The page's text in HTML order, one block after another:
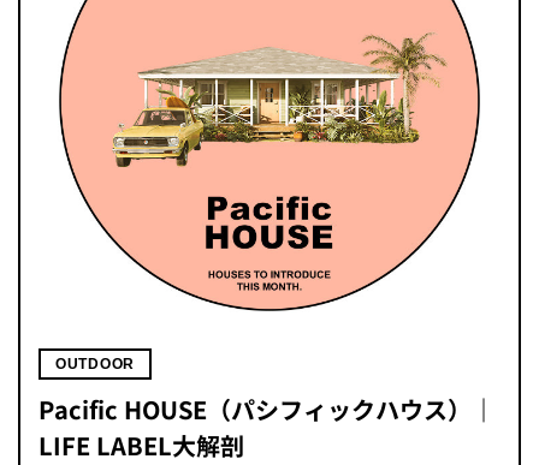
OUTDOOR
Pacific HOUSE（パシフィックハウス）｜
LIFE LABEL大解剖